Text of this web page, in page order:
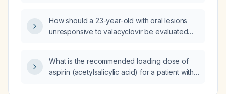
How should a 23-year-old with oral lesions
unresponsive to valacyclovir be evaluated
What is the recommended loading dose of
aspirin (acetylsalicylic acid) for a patient with